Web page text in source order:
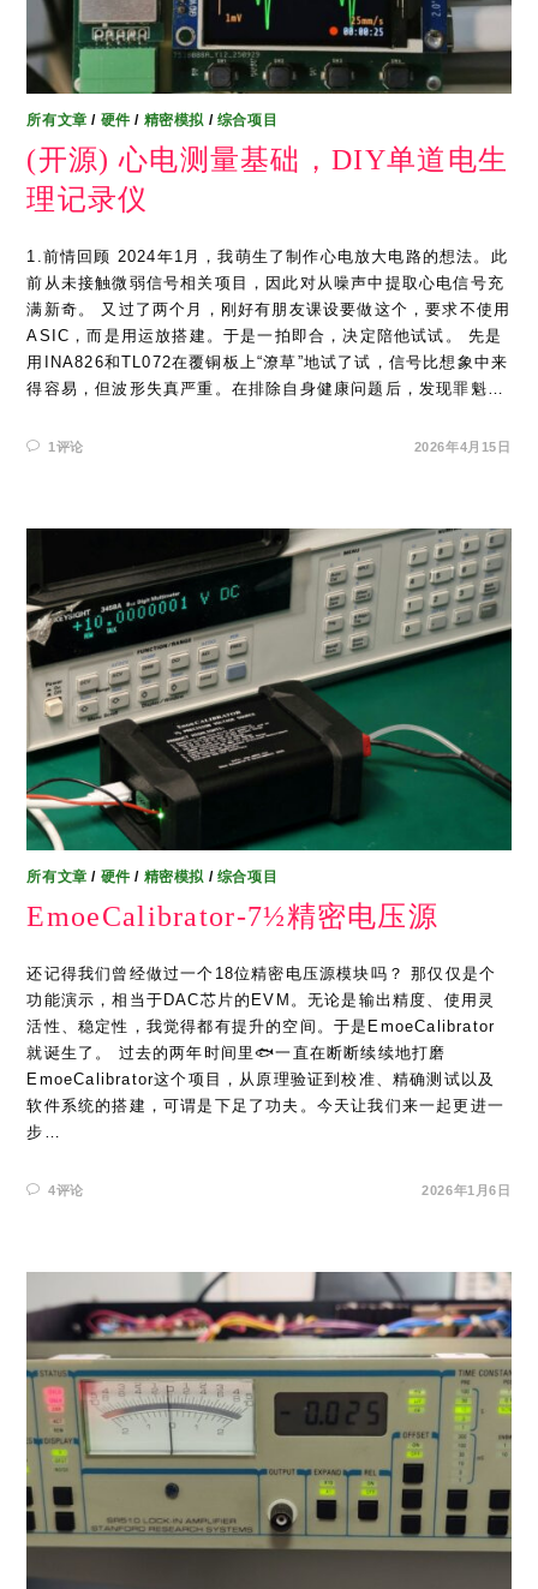
所有文章 / 硬件 / 精密模拟 / 综合项目
(开源) 心电测量基础，DIY单道电生
理记录仪
1.前情回顾 2024年1月，我萌生了制作心电放大电路的想法。此
前从未接触微弱信号相关项目，因此对从噪声中提取心电信号充
满新奇。 又过了两个月，刚好有朋友课设要做这个，要求不使用
ASIC，而是用运放搭建。于是一拍即合，决定陪他试试。 先是
用INA826和TL072在覆铜板上“潦草”地试了试，信号比想象中来
得容易，但波形失真严重。在排除自身健康问题后，发现罪魁…
1评论 2026年4月15日
所有文章 / 硬件 / 精密模拟 / 综合项目
EmoeCalibrator-7½精密电压源
还记得我们曾经做过一个18位精密电压源模块吗？ 那仅仅是个
功能演示，相当于DAC芯片的EVM。无论是输出精度、使用灵
活性、稳定性，我觉得都有提升的空间。于是EmoeCalibrator
就诞生了。 过去的两年时间里🐟一直在断断续续地打磨
EmoeCalibrator这个项目，从原理验证到校准、精确测试以及
软件系统的搭建，可谓是下足了功夫。今天让我们来一起更进一
步…
4评论 2026年1月6日